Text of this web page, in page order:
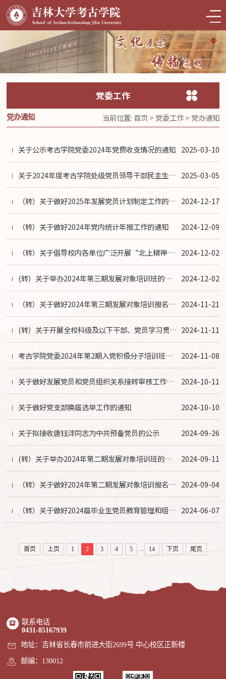
党委工作
党办通知 当前位置: 首页> 党委工作> 党办通知
2025-03-10
关于公示考古学院党委2024年党费收支情况的通知
2025-03-05
关于2024年度考古学院处级党员领导干部民主生活会征求意见的通知
2024-12-17
（转）关于做好2025年发展党员计划制定工作的通知
2024-12-09
（转）关于做好2024年党内统计年报工作的通知
2024-12-02
（转）关于倡导校内各单位广泛开展“北上精神”学习汇的通知
2024-12-02
(转）关于举办2024年第三期发展对象培训班的通知
2024-11-21
（转）关于做好2024年第三期发展对象培训报名工作的通知
2024-11-11
(转）关于开展全校科级及以下干部、党员学习贯彻党的二十届三中全会精神培训的通知
2024-11-08
考古学院党委2024年第2期入党积极分子培训班开班通知
2024-10-11
关于做好发展党员和党员组织关系接转审核工作的通知
2024-10-10
关于做好党支部换届选举工作的通知
2024-09-26
关于拟接收唐钰沣同志为中共预备党员的公示
2024-09-11
(转）关于举办2024年第二期发展对象培训班的通知
2024-09-04
（转）关于做好2024年第二期发展对象培训报名工作的通知
2024-06-07
（转）关于做好2024届毕业生党员教育管理和组织关系接转工作的通知
首页 上页 1 2 3 4 5 ... 14 下页 尾页
联系电话
0431-85167939
地址：吉林省长春市前进大街2699号 中心校区正新楼
邮编：130012